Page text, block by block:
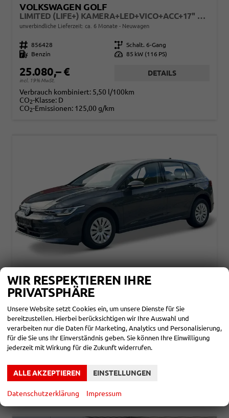
VOLKSWAGEN GOLF
LIMITED (LIFE+) KAMERA+LED+VICO+ACC+17'' ALU
unverbindliche Lieferzeit: ca. 6 Monate Neuwagen
Fahrzeugnr. 856428 Getriebe Schalt. 6-Gang
Kraftstoff
Benzin Leistung 85 kW (116 PS)
25.080,– €
incl. 19% MwSt.
DETAILS
Verbrauch kombiniert: 5,50 l/100km
CO2-Klasse: D
CO2-Emissionen: 125,00 g/km
VOLKSWAGEN GOLF
LIFE LED+PDC+VICO+ACC+16'' ALU
unverbindliche Lieferzeit: ca. 6 Monate Neuwagen
Fahrzeugnr. 856449
Schalt. 6-Gang
Kraftstoff Benzin 110 kW (150 PS)
25.790,– €
Verbrauch kombiniert:
5,40 l/100km
CO2-Klasse:D
-Emissionen: 123,00 g/km
WIR RESPEKTIEREN IHRE
PRIVATSPHÄRE
Unsere Website setzt Cookies ein, um unsere Dienste für Sie
bereitzustellen. Hierbei berücksichtigen wir Ihre Auswahl und
verarbeiten nur die Daten für Marketing, Analytics und Personalisierung,
für die Sie uns Ihr Einverständnis geben. Sie können Ihre Einwilligung
jederzeit mit Wirkung für die Zukunft widerrufen.
ALLE AKZEPTIEREN EINSTELLUNGEN
Datenschutzerklärung Impressum